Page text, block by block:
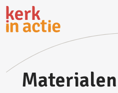
Doorgaan
naar
hoofdinhoud